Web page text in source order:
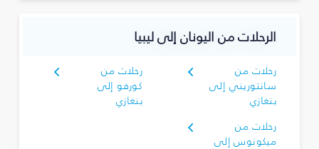
الرحلات من اليونان إلى ليبيا
رحلات من
سانتوريني إلى
بنغازي
رحلات من
كورفو إلى
بنغازي
رحلات من
ميكونوس إلى